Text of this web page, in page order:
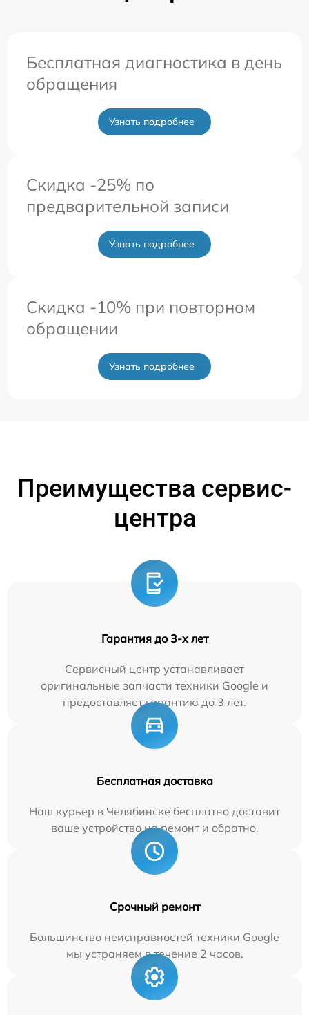
Бесплатная диагностика в день
обращения
Узнать подробнее
Скидка -25% по
предварительной записи
Узнать подробнее
Скидка -10% при повторном
обращении
Узнать подробнее
Преимущества сервис-
центра
Гарантия до 3-х лет
Сервисный центр устанавливает
оригинальные запчасти техники Google и
предоставляет гарантию до 3 лет.
Бесплатная доставка
Наш курьер в Челябинске бесплатно доставит
ваше устройство на ремонт и обратно.
Срочный ремонт
Большинство неисправностей техники Google
мы устраняем в течение 2 часов.